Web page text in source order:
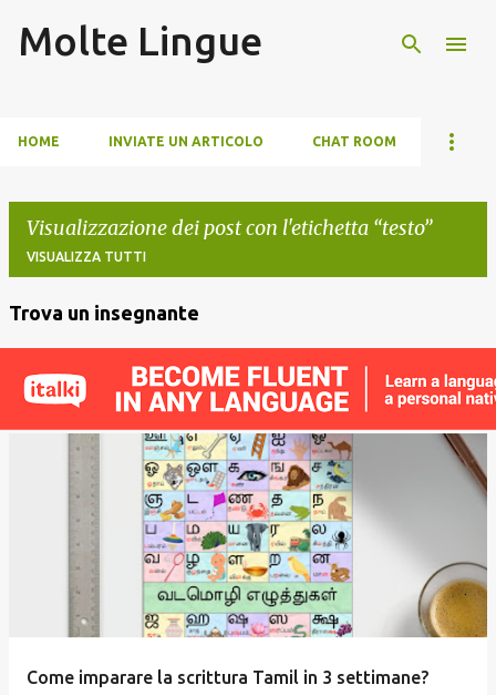
Molte Lingue
HOME INVIATE UN ARTICOLO CHAT ROOM
Visualizzazione dei post con l'etichetta testo
VISUALIZZA TUTTI
t
Trova un insegnante
Come imparare la scrittura Tamil in 3 settimane?